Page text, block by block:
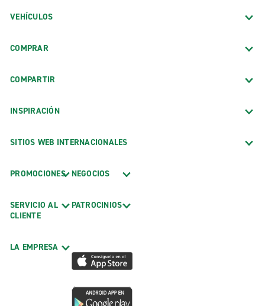
VEHÍCULOS
COMPRAR
COMPARTIR
INSPIRACIÓN
SITIOS WEB INTERNACIONALES
PROMOCIONES
SERVICIO AL
CLIENTE
LA EMPRESA
NEGOCIOS
PATROCINIOS